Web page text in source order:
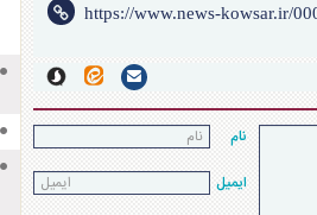
نام
ایمیل